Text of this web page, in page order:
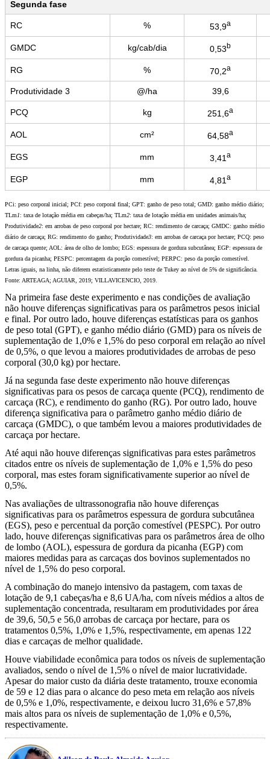
Segunda fase
RC % 53,9a
GMDC kg/cab/dia 0,53b
RG % 70,2a
Produtividade 3 @/ha 39,6
PCQ kg 251,6a
AOL cm² 64,58a
EGS mm 3,41 a
EGP mm 4,81 a
PCi: peso corporal inicial; PCf: peso corporal final; GPT: ganho de peso total; GMD: ganho médio diário;
TLm1: taxa de lotação média em cabeças/ha; TLm2: taxa de lotação média em unidades animais/ha;
Produtividade2: em arrobas de peso corporal por hectare; RC: rendimento de carcaça; GMDC: ganho médio
diário de carcaça; RG: rendimento do ganho; Produtividade3: em arrobas de carcaça por hectare; PCQ: peso
de carcaça quente; AOL: área de olho de lombo; EGS: espessura de gordura subcutânea; EGP: espessura de
gordura da picanha; PESPC: percentagem da porção comestível; PERPC: peso da porção comestível.
Letras iguais, na linha, não diferem estatisticamente pelo teste de Tukey ao nível de 5% de significância.
Fonte: ARTEAGA; AGUIAR, 2019; VILLAVICENCIO, 2019.
Na primeira fase deste experimento e nas condições de avaliação
não houve diferenças significativas para os parâmetros pesos inicial
e final. Por outro lado, houve diferenças estatísticas para os ganhos
de peso total (GPT), e ganho médio diário (GMD) para os níveis de
suplementação de 1,0% e 1,5% do peso corporal em relação ao nível
de 0,5%, o que levou a maiores produtividades de arrobas de peso
corporal (30,0 kg) por hectare.
Já na segunda fase deste experimento não houve diferenças
significativas para os pesos de carcaça quente (PCQ), rendimento de
carcaça (RC), e rendimento do ganho (RG). Por outro lado, houve
diferença significativa para o parâmetro ganho médio diário de
carcaça (GMDC), o que também levou a maiores produtividades de
carcaça por hectare.
Até aqui não houve diferenças significativas para estes parâmetros
citados entre os níveis de suplementação de 1,0% e 1,5% do peso
corporal, mas estes foram significativamente superior ao nível de
0,5%.
Nas avaliações de ultrassonografia não houve diferenças
significativas para os parâmetros espessura de gordura subcutânea
(EGS), peso e percentual da porção comestível (PESPC). Por outro
lado, houve diferenças significativas para os parâmetros área de olho
de lombo (AOL), espessura de gordura da picanha (EGP) com
maiores medidas para as carcaças dos bovinos suplementados no
nível de 1,5% do peso corporal.
A combinação do manejo intensivo da pastagem, com taxas de
lotação de 9,1 cabeças/ha e 8,6 UA/ha, com níveis médios a altos de
suplementação concentrada, resultaram em produtividades por área
de 39,6, 50,5 e 56,0 arrobas de carcaça por hectare, para os
tratamentos 0,5%, 1,0% e 1,5%, respectivamente, em apenas 122
dias e carcaças de melhor qualidade.
Houve viabilidade econômica para todos os níveis de suplementação
avaliados, sendo o nível de 1,5% o nível de maior lucratividade.
Apesar do maior custo da diária deste tratamento, trouxe economia
de 59 e 12 dias para o alcance do peso meta em relação aos níveis
de 0,5% e 1,0%, respectivamente, e deixou lucro 31,6% e 57,8%
mais altos para os níveis de suplementação de 1,0% e 0,5%,
respectivamente.